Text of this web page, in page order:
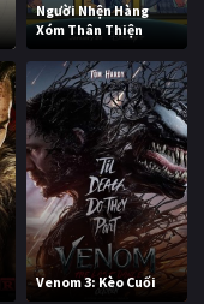
Người Nhện Hàng
Xóm Thân Thiện
Venom 3: Kèo Cuối